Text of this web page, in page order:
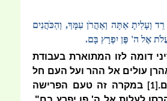
רֵד וְעָלִיתָ אַתָּה וְאַהֲרֹן עִמָּךְ, וְהַכֹּהֲנִים
אֶל ה' פֶּן יִפְרָץ בָּם.
דומה לזו המתוארת בעבודת
עולים אל ההר ועל העם חל
[1]
במקרה זה טעם הפרישה